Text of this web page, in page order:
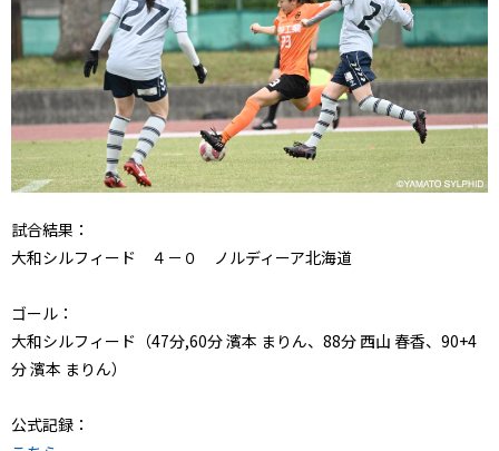
試合結果：
大和シルフィード ４－０ ノルディーア北海道
ゴール：
大和シルフィード（47分,60分 濱本 まりん、88分 西山 春香、90+4
分 濱本 まりん）
公式記録：